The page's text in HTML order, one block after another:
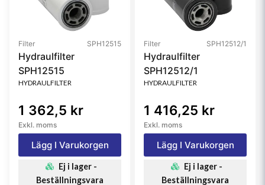
Filter SPH12515
Hydraulfilter
SPH12515
HYDRAULFILTER
1 362,5 kr
Exkl. moms
Lägg I Varukorgen
Ej i lager -
Beställningsvara
Filter SPH12512/1
Hydraulfilter
SPH12512/1
HYDRAULFILTER
1 416,25 kr
Exkl. moms
Lägg I Varukorgen
Ej i lager -
Beställningsvara